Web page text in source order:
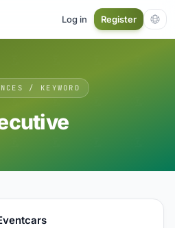
Log in Register
/ KEYWORD